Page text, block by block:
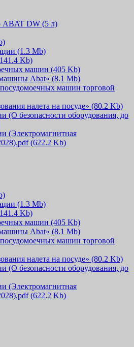
ABAT DW (5 л)
(1.3 Mb)
Kb)
машин (405 Kb)
Abat» (8.1 Mb)
машин торговой
налета на посуде» (80.2 Kb)
(О безопасности оборудования, до
(Электромагнитная
(622.2 Kb)
(1.3 Mb)
Kb)
машин (405 Kb)
Abat» (8.1 Mb)
машин торговой
налета на посуде» (80.2 Kb)
(О безопасности оборудования, до
(Электромагнитная
(622.2 Kb)